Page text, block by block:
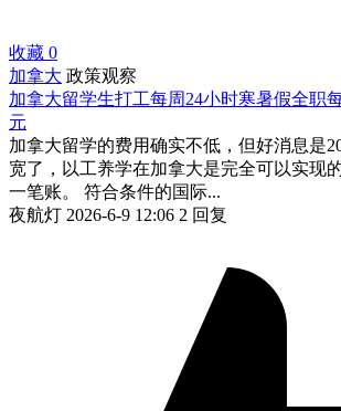
收藏 0
加拿大 政策观察
加拿大留学生打工每周24小时寒暑假全职
元
加拿大留学的费用确实不低，但好消息是
宽了，以工养学在加拿大是完全可以实现
一笔账。 符合条件的国际...
夜航灯 2026-6-9 12:06 2 回复